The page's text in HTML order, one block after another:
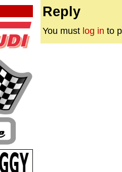
Reply
You must log in to